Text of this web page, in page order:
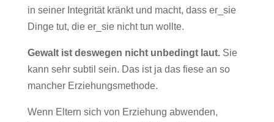
in seiner Integrität kränkt und macht, dass er_sie
Dinge tut, die er_sie nicht tun wollte.
Gewalt ist deswegen nicht unbedingt laut.Sie
kann sehr subtil sein. Das ist ja das fiese an so
mancher Erziehungsmethode.
Wenn Eltern sich von Erziehung abwenden,